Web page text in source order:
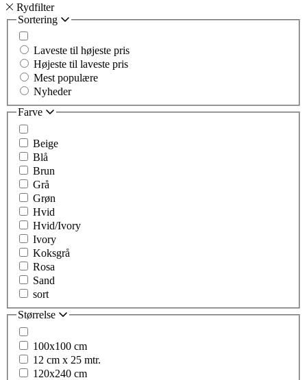
Rydfilter
Sortering
Laveste til højeste pris
Højeste til laveste pris
Mest populære
Nyheder
Farve
Beige
Blå
Brun
Grå
Grøn
Hvid
Hvid/Ivory
Ivory
Koksgrå
Rosa
Sand
sort
Størrelse
100x100 cm
12 cm x 25 mtr.
120x240 cm